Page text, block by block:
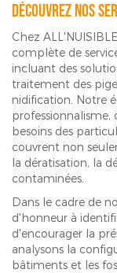
Découvrez nos
Chez
complète de
incluant des
traitement des
nidification. Notre
besoins des
couvrent non
la dératisation, la
contaminées.
Dans le cadre de
d'honneur à
d'encourager la
analysons la
bâtiments et les